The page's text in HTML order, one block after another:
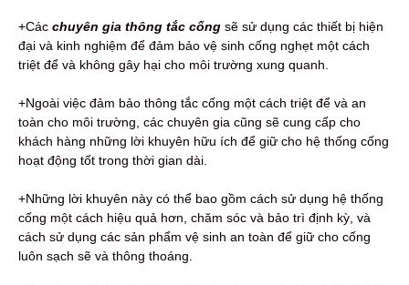
+Các chuyên gia thông tắc cống sẽ sử dụng các thiết bị hiện
đại và kinh nghiệm để đảm bảo vệ sinh cống nghẹt một cách
triệt để và không gây hại cho môi trường xung quanh.
+Ngoài việc đảm bảo thông tắc cống một cách triệt để và an
toàn cho môi trường, các chuyên gia cũng sẽ cung cấp cho
khách hàng những lời khuyên hữu ích để giữ cho hệ thống cống
hoạt động tốt trong thời gian dài.
+Những lời khuyên này có thể bao gồm cách sử dụng hệ thống
cống một cách hiệu quả hơn, chăm sóc và bảo trì định kỳ, và
cách sử dụng các sản phẩm vệ sinh an toàn để giữ cho cống
luôn sạch sẽ và thông thoáng.